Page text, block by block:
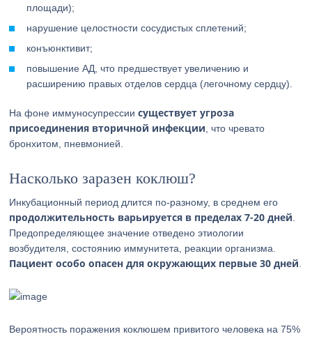
площади);
нарушение целостности сосудистых сплетений;
конъюнктивит;
повышение АД, что предшествует увеличению и
расширению правых отделов сердца (легочному сердцу).
На фоне иммуносупрессиисуществует угроза
присоединения вторичной инфекции , что чревато
бронхитом, пневмонией.
Насколько заразен коклюш?
Инкубационный период длится по-разному, в среднем его
продолжительность варьируется в пределах 7-20 дней
Предопределяющее значение отведено этиологии
возбудителя, состоянию иммунитета, реакции организма.
Пациент особо опасен для окружающих первые 30 дней
Вероятность поражения коклюшем привитого человека на 75%